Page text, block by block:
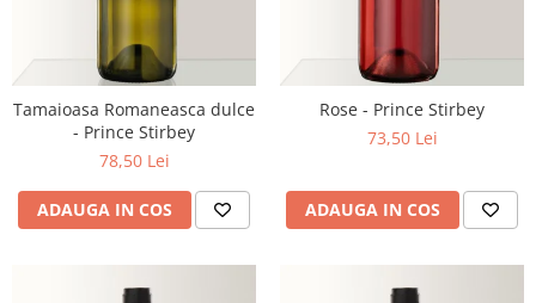
Tamaioasa Romaneasca dulce
- Prince Stirbey
78,50 Lei
ADAUGA IN COS
Rose - Prince Stirbey
73,50 Lei
ADAUGA IN COS